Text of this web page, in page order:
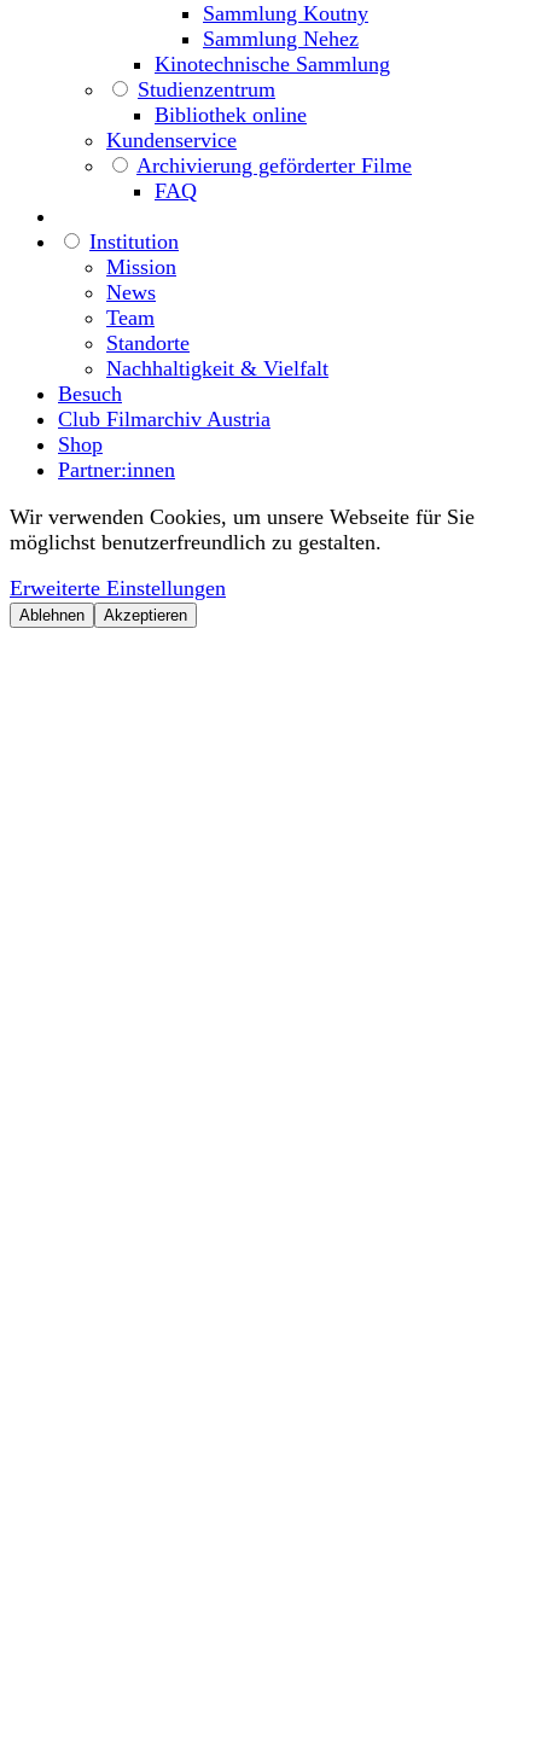
Sammlung Koutny
Sammlung Nehez
Kinotechnische Sammlung
Studienzentrum
Bibliothek online
Kundenservice
Archivierung geförderter Filme
FAQ
Institution
Mission
News
Team
Standorte
Nachhaltigkeit & Vielfalt
Besuch
Club Filmarchiv Austria
Shop
Partner:innen
Wir verwenden Cookies, um unsere Webseite für Sie
möglichst benutzerfreundlich zu gestalten.
Erweiterte Einstellungen
Ablehnen Akzeptieren